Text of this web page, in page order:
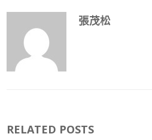
張茂松
RELATED POSTS